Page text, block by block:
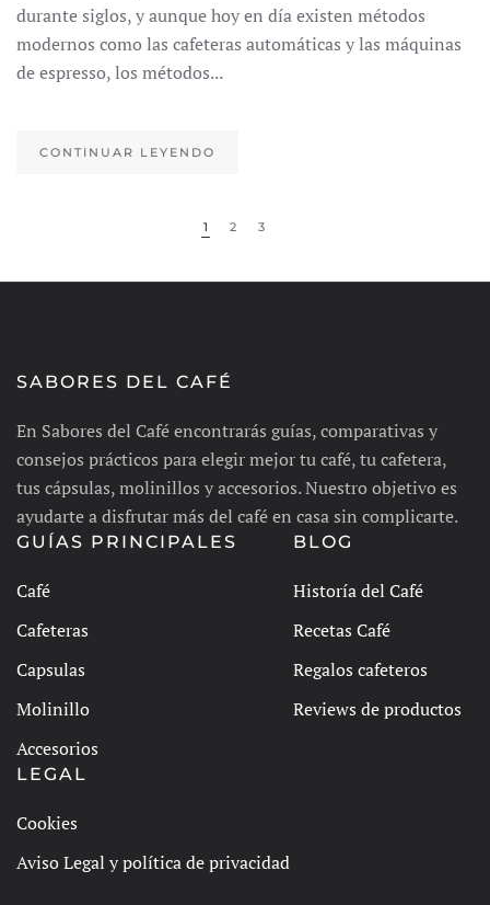
durante siglos, y aunque hoy en día existen métodos
modernos como las cafeteras automáticas y las máquinas
de espresso, los métodos...
CONTINUAR LEYENDO
1 2 3
SABORES DEL CAFÉ
En Sabores del Café encontrarás guías, comparativas y
consejos prácticos para elegir mejor tu café, tu cafetera,
tus cápsulas, molinillos y accesorios. Nuestro objetivo es
ayudarte a disfrutar más del café en casa sin complicarte.
GUÍAS PRINCIPALES
Café
Cafeteras
Capsulas
Molinillo
Accesorios
BLOG
Historía del Café
Recetas Café
Regalos cafeteros
Reviews de productos
LEGAL
Cookies
Aviso Legal y política de privacidad